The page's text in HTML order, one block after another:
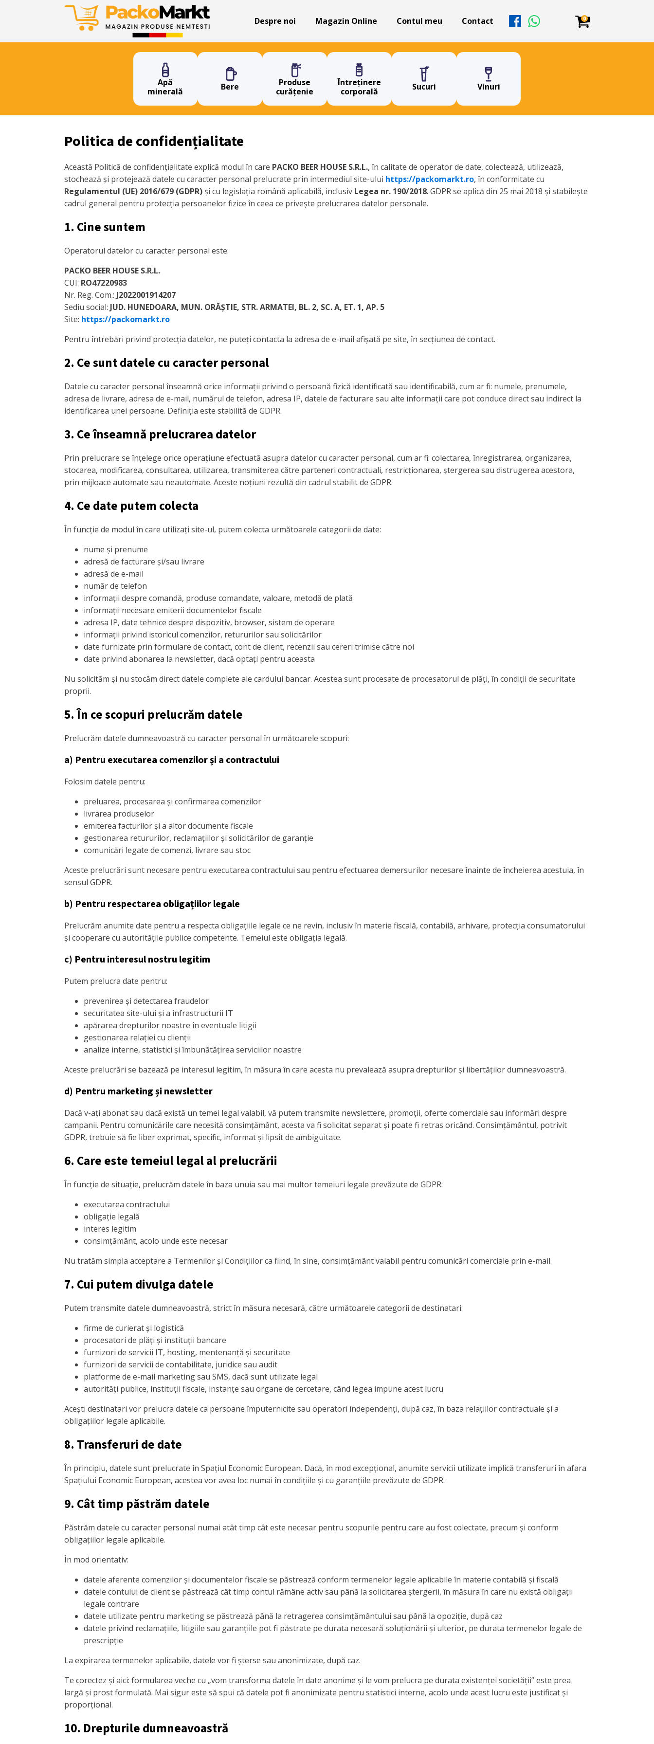
Despre noi Magazin Online Contul meu Contact 0
Apă
minerală
Bere
Produse
curățenie
Întreținere
corporală
Sucuri Vinuri
Politica de confidențialitate
Această Politică de confidențialitate explică modul în care PACKO BEER HOUSE S.R.L., în calitate de operator de date, colectează, utilizează,
stochează și protejează datele cu caracter personal prelucrate prin intermediul site-ului https://packomarkt.ro, în conformitate cu
Regulamentul (UE) 2016/679 (GDPR)și cu legislația română aplicabilă, inclusiv Legea nr. 190/2018. GDPR se aplică din 25 mai 2018 și stabilește
cadrul general pentru protecția persoanelor fizice în ceea ce privește prelucrarea datelor personale.
1. Cine suntem
Operatorul datelor cu caracter personal este:
PACKO BEER HOUSE S.R.L.
CUI: RO47220983
Nr. Reg. Com.: J2022001914207
Sediu social: JUD. HUNEDOARA, MUN. ORĂȘTIE, STR. ARMATEI, BL. 2, SC. A, ET. 1, AP. 5
Site: https://packomarkt.ro
Pentru întrebări privind protecția datelor, ne puteți contacta la adresa de e-mail afișată pe site, în secțiunea de contact.
2. Ce sunt datele cu caracter personal
Datele cu caracter personal înseamnă orice informații privind o persoană fizică identificată sau identificabilă, cum ar fi: numele, prenumele,
adresa de livrare, adresa de e-mail, numărul de telefon, adresa IP, datele de facturare sau alte informații care pot conduce direct sau indirect la
identificarea unei persoane. Definiția este stabilită de GDPR.
3. Ce înseamnă prelucrarea datelor
Prin prelucrare se înțelege orice operațiune efectuată asupra datelor cu caracter personal, cum ar fi: colectarea, înregistrarea, organizarea,
stocarea, modificarea, consultarea, utilizarea, transmiterea către parteneri contractuali, restricționarea, ștergerea sau distrugerea acestora,
prin mijloace automate sau neautomate. Aceste noțiuni rezultă din cadrul stabilit de GDPR.
4. Ce date putem colecta
În funcție de modul în care utilizați site-ul, putem colecta următoarele categorii de date:
nume și prenume
adresă de facturare și/sau livrare
adresă de e-mail
număr de telefon
informații despre comandă, produse comandate, valoare, metodă de plată
informații necesare emiterii documentelor fiscale
adresa IP, date tehnice despre dispozitiv, browser, sistem de operare
informații privind istoricul comenzilor, retururilor sau solicitărilor
date furnizate prin formulare de contact, cont de client, recenzii sau cereri trimise către noi
date privind abonarea la newsletter, dacă optați pentru aceasta
Nu solicităm și nu stocăm direct datele complete ale cardului bancar. Acestea sunt procesate de procesatorul de plăți, în condiții de securitate
proprii.
5. În ce scopuri prelucrăm datele
Prelucrăm datele dumneavoastră cu caracter personal în următoarele scopuri:
a) Pentru executarea comenzilor și a contractului
Folosim datele pentru:
preluarea, procesarea și confirmarea comenzilor
livrarea produselor
emiterea facturilor și a altor documente fiscale
gestionarea retururilor, reclamațiilor și solicitărilor de garanție
comunicări legate de comenzi, livrare sau stoc
Aceste prelucrări sunt necesare pentru executarea contractului sau pentru efectuarea demersurilor necesare înainte de încheierea acestuia, în
sensul GDPR.
b) Pentru respectarea obligațiilor legale
Prelucrăm anumite date pentru a respecta obligațiile legale ce ne revin, inclusiv în materie fiscală, contabilă, arhivare, protecția consumatorului
și cooperare cu autoritățile publice competente. Temeiul este obligația legală.
c) Pentru interesul nostru legitim
Putem prelucra date pentru:
prevenirea și detectarea fraudelor
securitatea site-ului și a infrastructurii IT
apărarea drepturilor noastre în eventuale litigii
gestionarea relației cu clienții
analize interne, statistici și îmbunătățirea serviciilor noastre
Aceste prelucrări se bazează pe interesul legitim, în măsura în care acesta nu prevalează asupra drepturilor și libertăților dumneavoastră.
d) Pentru marketing și newsletter
Dacă v-ați abonat sau dacă există un temei legal valabil, vă putem transmite newslettere, promoții, oferte comerciale sau informări despre
campanii. Pentru comunicările care necesită consimțământ, acesta va fi solicitat separat și poate fi retras oricând. Consimțământul, potrivit
GDPR, trebuie să fie liber exprimat, specific, informat și lipsit de ambiguitate.
6. Care este temeiul legal al prelucrării
În funcție de situație, prelucrăm datele în baza unuia sau mai multor temeiuri legale prevăzute de GDPR:
executarea contractului
obligație legală
interes legitim
consimțământ, acolo unde este necesar
Nu tratăm simpla acceptare a Termenilor și Condițiilor ca fiind, în sine, consimțământ valabil pentru comunicări comerciale prin e-mail.
7. Cui putem divulga datele
Putem transmite datele dumneavoastră, strict în măsura necesară, către următoarele categorii de destinatari:
firme de curierat și logistică
procesatori de plăți și instituții bancare
furnizori de servicii IT, hosting, mentenanță și securitate
furnizori de servicii de contabilitate, juridice sau audit
platforme de e-mail marketing sau SMS, dacă sunt utilizate legal
autorități publice, instituții fiscale, instanțe sau organe de cercetare, când legea impune acest lucru
Acești destinatari vor prelucra datele ca persoane împuternicite sau operatori independenți, după caz, în baza relațiilor contractuale și a
obligațiilor legale aplicabile.
8. Transferuri de date
În principiu, datele sunt prelucrate în Spațiul Economic European. Dacă, în mod excepțional, anumite servicii utilizate implică transferuri în afara
Spațiului Economic European, acestea vor avea loc numai în condițiile și cu garanțiile prevăzute de GDPR.
9. Cât timp păstrăm datele
Păstrăm datele cu caracter personal numai atât timp cât este necesar pentru scopurile pentru care au fost colectate, precum și conform
obligațiilor legale aplicabile.
În mod orientativ:
datele aferente comenzilor și documentelor fiscale se păstrează conform termenelor legale aplicabile în materie contabilă și fiscală
datele contului de client se păstrează cât timp contul rămâne activ sau până la solicitarea ștergerii, în măsura în care nu există obligații
legale contrare
datele utilizate pentru marketing se păstrează până la retragerea consimțământului sau până la opoziție, după caz
datele privind reclamațiile, litigiile sau garanțiile pot fi păstrate pe durata necesară soluționării și ulterior, pe durata termenelor legale de
prescripție
La expirarea termenelor aplicabile, datele vor fi șterse sau anonimizate, după caz.
Te corectez și aici: formularea veche cu „vom transforma datele în date anonime și le vom prelucra pe durata existenței societății” este prea
largă și prost formulată. Mai sigur este să spui că datele pot fi anonimizate pentru statistici interne, acolo unde acest lucru este justificat și
proporțional.
10. Drepturile dumneavoastră